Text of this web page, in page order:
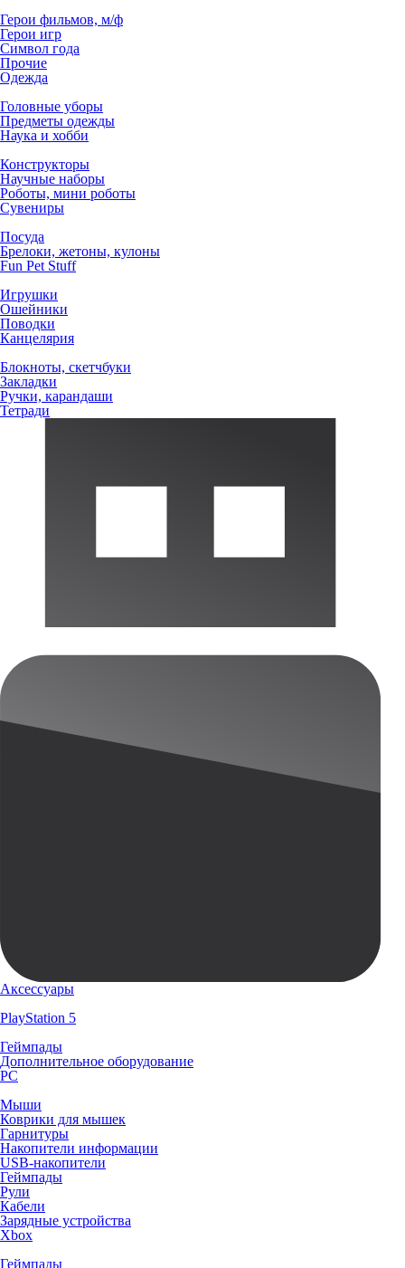
Герои фильмов, м/ф
Герои игр
Символ года
Прочие
Одежда
Головные уборы
Предметы одежды
Наука и хобби
Конструкторы
Научные наборы
Роботы, мини роботы
Сувениры
Посуда
Брелоки, жетоны, кулоны
Fun Pet Stuff
Игрушки
Ошейники
Поводки
Канцелярия
Блокноты, скетчбуки
Закладки
Ручки, карандаши
Тетради
Аксессуары
PlayStation 5
Геймпады
Дополнительное оборудование
PC
Мыши
Коврики для мышек
Гарнитуры
Накопители информации
USB-накопители
Геймпады
Рули
Кабели
Зарядные устройства
Xbox
Геймпады